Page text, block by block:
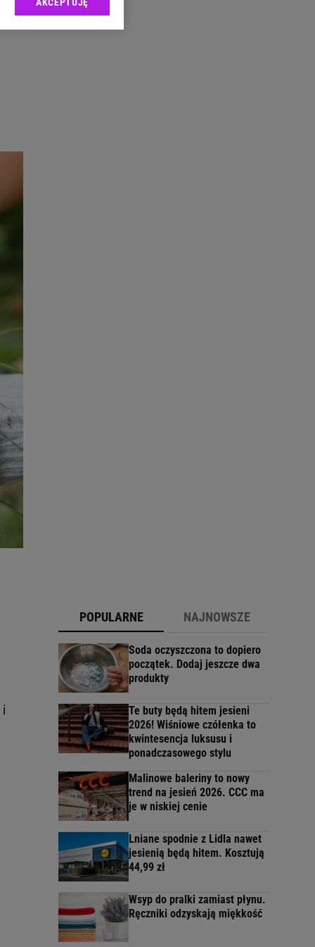
i
POPULARNE NAJNOWSZE
Soda oczyszczona to dopiero
początek. Dodaj jeszcze dwa
produkty
Te buty będą hitem jesieni
2026! Wiśniowe czółenka to
kwintesencja luksusu i
ponadczasowego stylu
Malinowe baleriny to nowy
trend na jesień 2026. CCC ma
je w niskiej cenie
Lniane spodnie z Lidla nawet
jesienią będą hitem. Kosztują
44,99 zł
Wsyp do pralki zamiast płynu.
Ręczniki odzyskają miękkość
sp. z o.o., jej
Zmiana ustawień
celów identyfikacji.
reklam i treści,